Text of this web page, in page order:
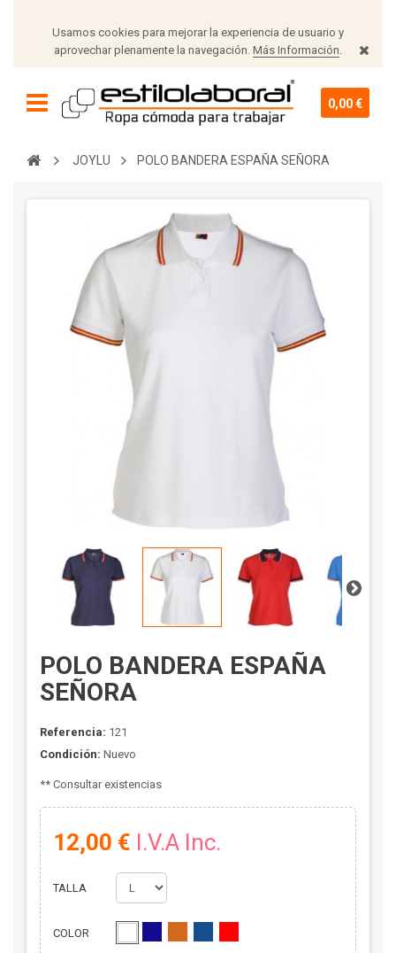
Usamos cookies para mejorar la experiencia de usuario y
aprovechar plenamente la navegación. Más Información.
0,00 €
JOYLU POLO BANDERA ESPAÑA SEÑORA
POLO BANDERA ESPAÑA
SEÑORA
Referencia: 121
Condición: Nuevo
** Consultar existencias
12,00 € I.V.A Inc.
TALLA
COLOR